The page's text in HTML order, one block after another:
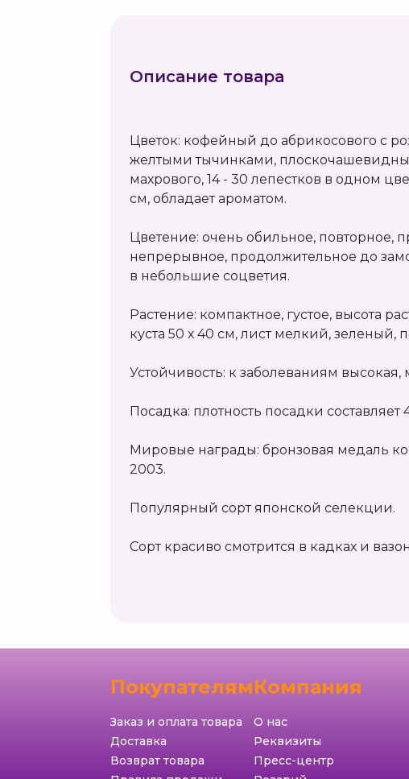
Описание товара
Цветок: кофейный до абрикосового с
желтыми тычинками,
махрового, 14 - 30 лепестков в одном
см, обладает ароматом.
Цветение: очень обильное, повторное,
непрерывное, продолжительное до
в небольшие соцветия.
Растение: компактное, густое, высота
куста 50 х 40 см, лист мелкий, зеленый,
Устойчивость: к заболеваниям высокая,
Посадка: плотность посадки составляет
Мировые награды: бронзовая медаль
2003.
Популярный сорт японской селекции.
Сорт красиво смотрится в кадках и
Покупателям
Заказ и оплата товара
Доставка
Возврат товара
Компания
О нас
Реквизиты
Пресс-центр